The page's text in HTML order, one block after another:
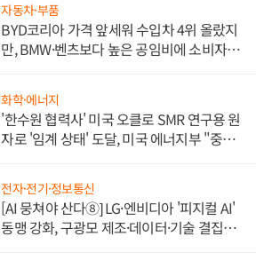
자동차·부품
BYD코리아 가격 앞세워 수입차 4위 올랐지
만, BMW·벤츠보다 높은 공임비에 소비자
화학·에너지
'한수원 협력사' 미국 오클로 SMR 연구용 원
자로 '임계 상태' 도달, 미국 에너지부 "중요
전자·전기·정보통신
[AI 뭉쳐야 산다⑧] LG·엔비디아 '피지컬 AI'
동맹 강화, 구광모 제조·데이터·기술 결집